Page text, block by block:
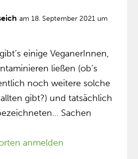
am 18. September 2021 um
einige VeganerInnen,
ließen (ob’s
noch weitere solche
gibt?) und tatsächlich
Sachen
anmelden